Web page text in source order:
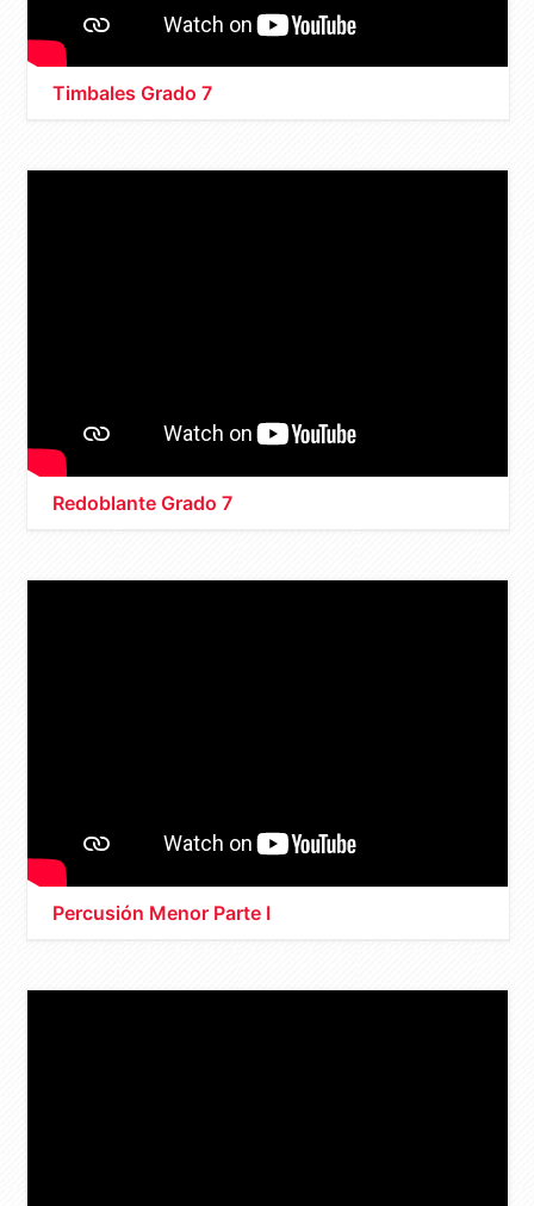
Timbales Grado 7
Redoblante Grado 7
Percusión Menor Parte I